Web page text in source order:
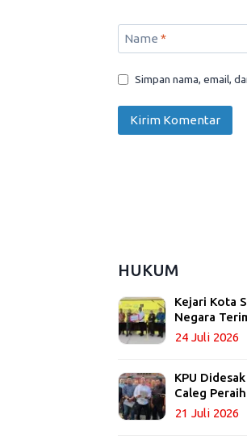
Name *
Simpan nama, email,
HUKUM
Kejari Kota
Negara
24 Juli 2026
KPU
Caleg
21 Juli 2026